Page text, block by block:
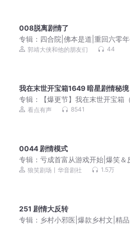
008脱离剧情了
专辑： 四合院|佛本是道|重回六零
正红旗下|精彩多播
郭靖大侠和他的朋友们 44
我在末世开宝箱1649 暗星剧情秘境
专辑：
【爆更节】我在末世开宝箱
笑）末日杀神&科幻系统
看点有声 8541
0044 剧情模式
专辑： 亏成首富从游戏开始|爆笑＆
路|动漫同期|多人剧
狼笑剧场丨华音剧社 1.5万
251 剧情大反转
专辑： 乡村小邪医|爆款乡村文|精